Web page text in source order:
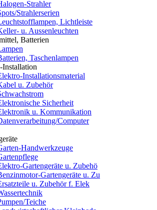
Strahler
Strahlerserien
Lichtleiste
u. Aussenleuchten
Batterien
Taschenlampen
Installation
Installationsmaterial
u. Zubehör
Sicherheit
u. Kommunikation
Computer
Handwerkzeuge
Gartengeräte u. Zubehö
Gartengeräte u. Zu
u. Zubehör f. Elek
Teiche